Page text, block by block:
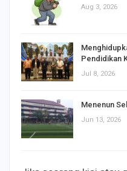
Aug 3, 2026
Pendidikan
Jul 8, 2026
Menenun
Jun 13, 2026